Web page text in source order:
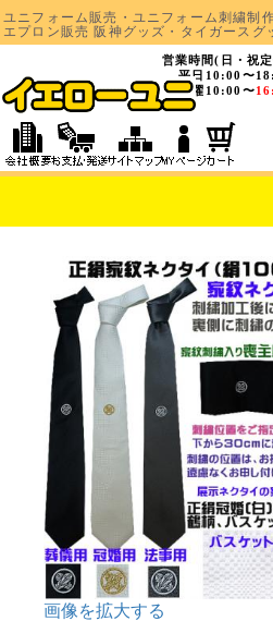
ユニフォーム販売・ユニフォーム刺繍制
エプロン販売 阪神グッズ・タイガースグ
営業時間(日・祝
平日10:00〜
土曜10:00〜
画像を拡大する